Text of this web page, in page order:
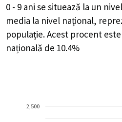
0 - 9 ani se situează la un
media la nivel național,
populație. Acest procent
națională de 10.4%
2,500